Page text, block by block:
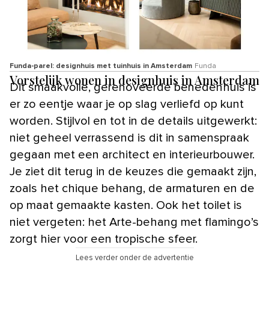
Funda-parel: designhuis met tuinhuis in Amsterdam Funda
Vorstelijk wonen in designhuis in Amsterdam
Dit smaakvolle, gerenoveerde benedenhuis is
er zo eentje waar je op slag verliefd op kunt
worden. Stijlvol en tot in de details uitgewerkt:
niet geheel verrassend is dit in samenspraak
gegaan met een architect en interieurbouwer.
Je ziet dit terug in de keuzes die gemaakt zijn,
zoals het chique behang, de armaturen en de
op maat gemaakte kasten. Ook het toilet is
niet vergeten: het Arte-behang met flamingo’s
zorgt hier voor een tropische sfeer.
Lees verder onder de advertentie